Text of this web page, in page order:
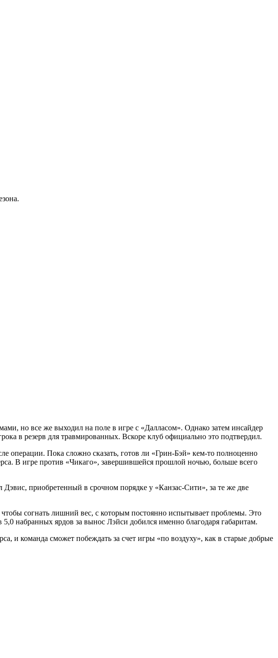
но все же выходил на поле в игре с «Далласом». Однако затем инсайдер
в резерв для травмированных. Вскоре клуб официально это подтвердил.
операции. Пока сложно сказать, готов ли «Грин-Бэй» кем-то полноценно
В игре против «Чикаго», завершившейся прошлой ночью, больше всего
приобретенный в срочном порядке у «Канзас-Сити», за те же две
согнать лишний вес, с которым постоянно испытывает проблемы. Это
набранных ярдов за вынос Лэйси добился именно благодаря габаритам.
и команда сможет побеждать за счет игры «по воздуху», как в старые добрые